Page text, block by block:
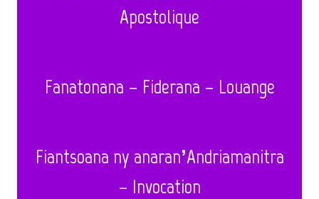
Apostolique
Fanatonana – Fiderana – Louange
Fiantsoana ny anaran’Andriamanitra
– Invocation